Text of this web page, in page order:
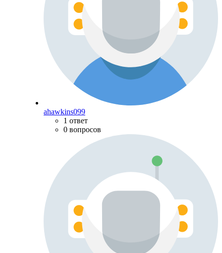
ahawkins099
1 ответ
0 вопросов